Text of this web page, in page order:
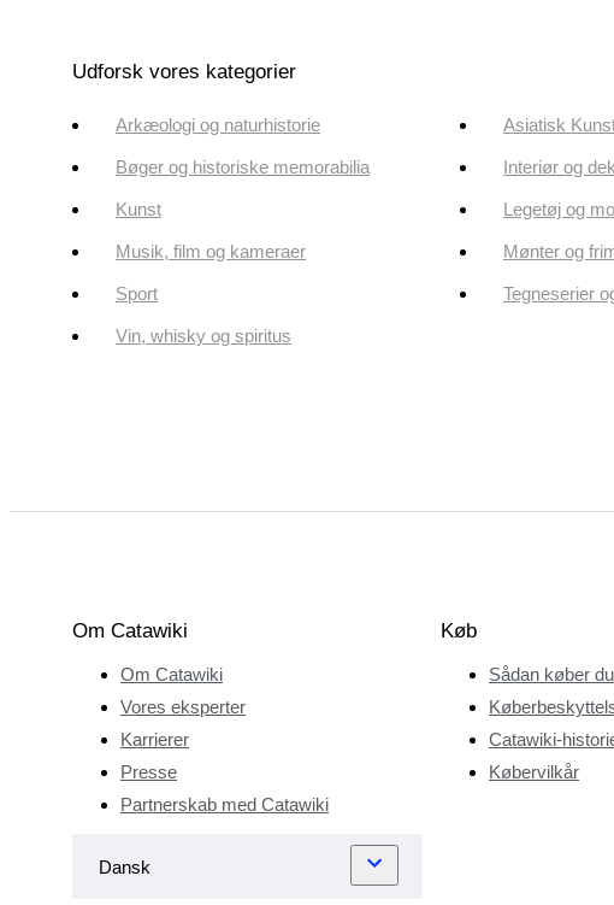
Udforsk vores kategorier
Arkæologi og naturhistorie Asiatisk
Bøger og historiske memorabilia Interiør og
Kunst Legetøj og
Musik, film og kameraer Mønter og
Sport Tegneserier
Vin, whisky og spiritus
Om Catawiki
Om Catawiki
Vores eksperter
Karrierer
Presse
Partnerskab med Catawiki
Køb
Sådan køber du
Catawiki-
Købervilkår